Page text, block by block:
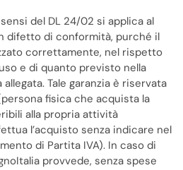
del DL 24/02 si applica al
difetto di conformità, purché il
correttamente, nel rispetto
e di quanto previsto nella
Tale garanzia è riservata
fisica che acquista la
alla propria attività
l’acquisto senza indicare nel
di Partita IVA). In caso di
provvede, senza spese